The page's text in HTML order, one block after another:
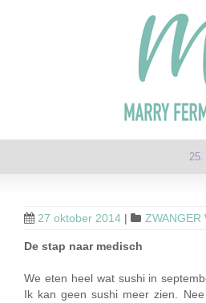
25.
27 oktober 2014 | ZWANGER
De stap naar medisch
We eten heel wat sushi in
Ik kan geen sushi meer zien.